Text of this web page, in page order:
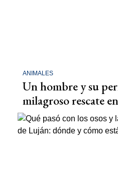
ANIMALES
Un hombre y su
milagroso rescate